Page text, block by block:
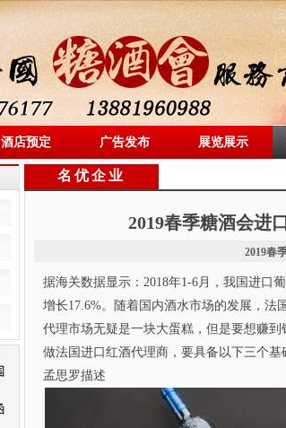
酒店预定 广告发布 展览展示
名优企业
2019春季糖酒会进
2019春
据海关数据显示：2018年1-6月，我国进口
增长17.6%。随着国内酒水市场的发展，法
代理市场无疑是一块大蛋糕，但是要想赚
做法国进口红酒代理商，要具备以下三个基
孟思罗描述